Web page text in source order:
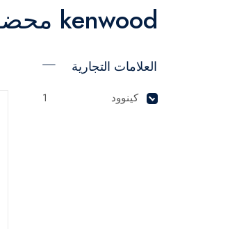
kenwood محضرة طعام
العلامات التجارية
كينوود 1